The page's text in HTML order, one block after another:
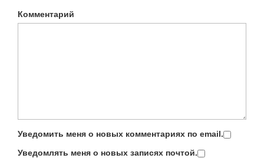
Комментарий
Уведомить меня о новых комментариях по email.
Уведомлять меня о новых записях почтой.